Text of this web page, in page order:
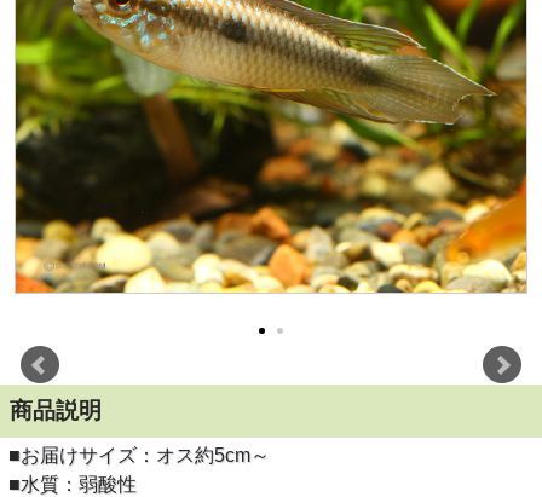
商品説明
■お届けサイズ：オス約5cm～
■水質：弱酸性